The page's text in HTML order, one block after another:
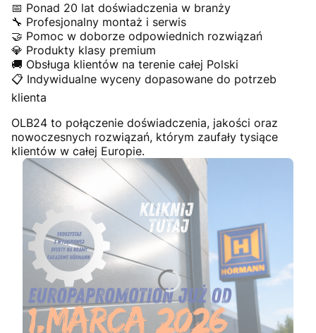
📅 Ponad 20 lat doświadczenia w branży
🔧 Profesjonalny montaż i serwis
🤝 Pomoc w doborze odpowiednich rozwiązań
💎 Produkty klasy premium
🚚 Obsługa klientów na terenie całej Polski
📋 Indywidualne wyceny dopasowane do potrzeb
klienta
OLB24 to połączenie doświadczenia, jakości oraz
nowoczesnych rozwiązań, którym zaufały tysiące
klientów w całej Europie.